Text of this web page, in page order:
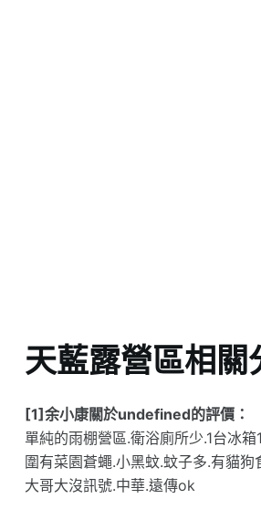
天藍露營區相關
[1]余小康關於undefined的評價：
單純的雨棚營區.衛浴廁所少.1台冰
圍有菜園蒼蠅.小黑蚊.蚊子多.有貓
大哥大沒訊號.中華.遠傳ok